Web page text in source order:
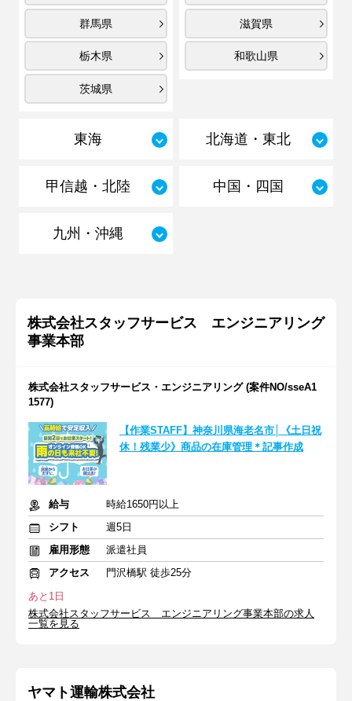
群馬県
栃木県
茨城県
滋賀県
和歌山県
東海 北海道・東北
甲信越・北陸 中国・四国
九州・沖縄
株式会社スタッフサービス エンジニアリング
事業本部
株式会社スタッフサービス・エンジニアリング (案件NO/sseA1
1577)
【作業STAFF】神奈川県海老名市│《土日祝
休！残業少》商品の在庫管理＊記事作成
給与
時給1650円以上
シフト
週5日
雇用形態
派遣社員
アクセス
門沢橋駅 徒歩25分
あと1日
株式会社スタッフサービス エンジニアリング事業本部の求人
一覧を見る
ヤマト運輸株式会社